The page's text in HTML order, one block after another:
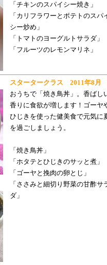
「チキンのスパイシー焼き」
「カリフラワーとポテトのスパ
シー炒め」
「トマトのヨーグルトサラダ」
「フルーツのレモンマリネ」
スタータークラス 2011年8月
おうちで「焼き鳥丼」。香ばし
香りに食欲が増します！ゴーヤ
ひじきを使った健美食で元気に
を過ごしましょう。
「焼き鳥丼」
「ホタテとひじきのサッと煮」
「ゴーヤと挽肉の卵とじ」
「ささみと細切り野菜の甘酢サ
ダ」